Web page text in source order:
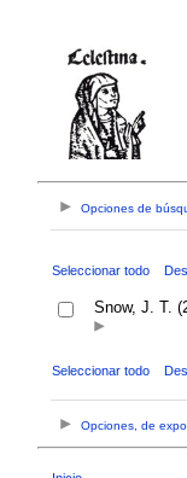
Opciones de
Seleccionar todo
Snow, J. T.
Seleccionar todo
Opciones, de